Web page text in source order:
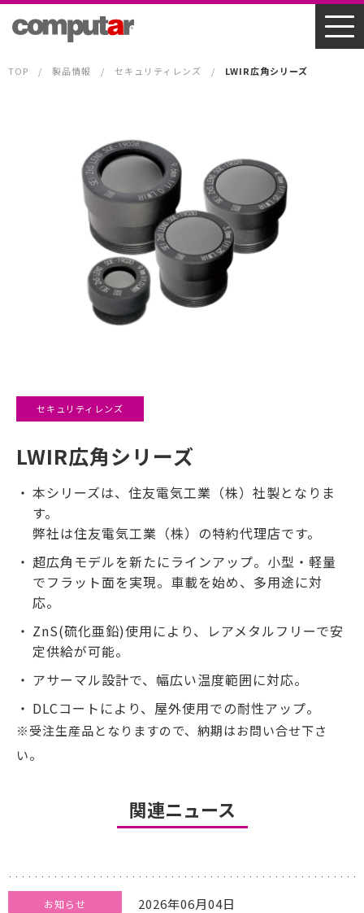
TOP 製品情報 セキュリティレンズ LWIR広角シリーズ
セキュリティレンズ
LWIR広角シリーズ
本シリーズは、住友電気工業（株）社製となりま
す。
弊社は住友電気工業（株）の特約代理店です。
超広角モデルを新たにラインアップ。小型・軽量
でフラット面を実現。車載を始め、多用途に対
応。
ZnS(硫化亜鉛)使用により、レアメタルフリーで安
定供給が可能。
アサーマル設計で、幅広い温度範囲に対応。
DLCコートにより、屋外使用での耐性アップ。
※受注生産品となりますので、納期はお問い合せ下さ
い。
関連ニュース
2026年06月04日
お知らせ